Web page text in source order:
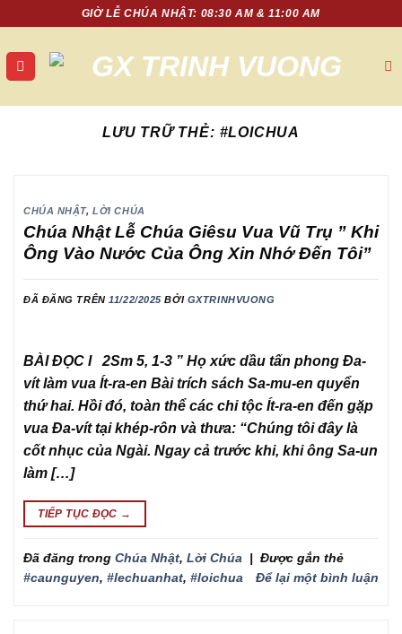
nội
dung
GIỜ LỄ CHÚA NHẬT: 08:30 AM & 11:00 AM
LƯU TRỮ THẺ: #LOICHUA
CHÚA NHẬT,LỜI CHÚA
Chúa Nhật Lễ Chúa Giêsu Vua Vũ Trụ ” Khi
Ông Vào Nước Của Ông Xin Nhớ Đến Tôi”
ĐÃ ĐĂNG TRÊN11/22/2025 BỞI GXTRINHVUONG
BÀI ĐỌC I 2Sm 5, 1-3 ” Họ xức dầu tấn phong Đa-
vít làm vua Ít-ra-en Bài trích sách Sa-mu-en quyển
thứ hai. Hồi đó, toàn thể các chi tộc Ít-ra-en đến gặp
vua Đa-vít tại khép-rôn và thưa: “Chúng tôi đây là
cốt nhục của Ngài. Ngay cả trước khi, khi ông Sa-un
làm […]
TIẾP TỤC ĐỌC →
Đã đăng trong Chúa Nhật, Lời Chúa | Được gắn thẻ
#caunguyen, #lechuanhat, #loichua Để lại một bình luận